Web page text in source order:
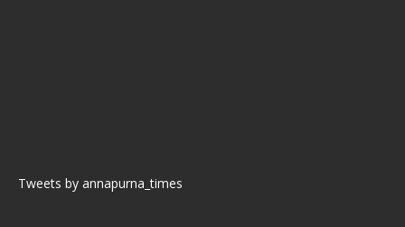
Tweets by annapurna_times